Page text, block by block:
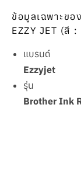
ข้อมูลเฉพาะขอ
EZZY JET (สี :
แ
Ezzyjet
รุ่น
Brother Ink